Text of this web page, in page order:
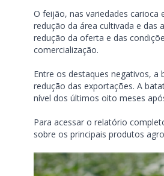
O feijão, nas variedades
redução da área cultivada e das
redução da oferta e das
comercialização.
Entre os destaques negativos,
redução das exportações. A
nível dos últimos oito meses
Para acessar o relatório
sobre os principais produtos